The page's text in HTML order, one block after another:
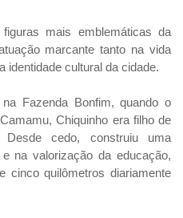
mais emblemáticas da
marcante tanto na vida
identidade cultural da cidade.
Fazenda Bonfim, quando o
Chiquinho era filho de
cedo, construiu uma
na valorização da educação,
cinco quilômetros diariamente